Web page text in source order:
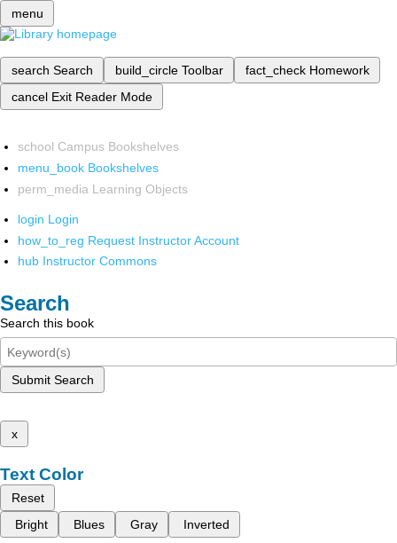
menu
search Search build_circle Toolbar fact_check Homework
cancel Exit Reader Mode
school Campus Bookshelves
menu_book Bookshelves
perm_media Learning Objects
login Login
how_to_reg Request Instructor Account
hub Instructor Commons
Search
Search this book
Submit Search
x
Text Color
Reset
Bright
Blues Gray Inverted